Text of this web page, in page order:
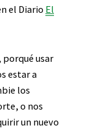
el Diario El
porqué usar
estar a
los
o nos
un nuevo